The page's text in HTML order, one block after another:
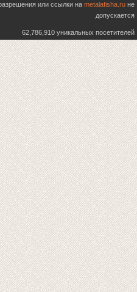
или ссылки на metalafisha.ru не
допускается
62,786,910 уникальных посетителей